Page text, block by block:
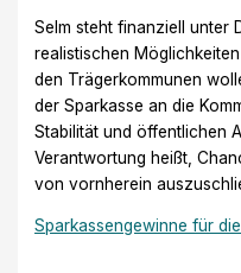
Selm steht finanziell unter
realistischen
den Trägerkommunen
der Sparkasse an die
Stabilität und öffentlichen
Verantwortung heißt,
von vornherein
Sparkassengewinne für